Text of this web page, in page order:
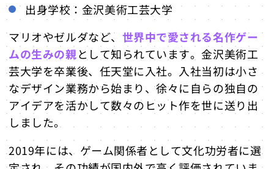
出身学校：金沢美術工芸大学
マリオやゼルダなど、 世界中で愛される名作ゲー
ムの生みの親として知られています。金沢美術工
芸大学を卒業後、任天堂に入社。入社当初は小さ
なデザイン業務から始まり、徐々に自らの独自の
アイデアを活かして数々のヒット作を世に送り出
しました。
2019年には、ゲーム関係者として文化功労者に選